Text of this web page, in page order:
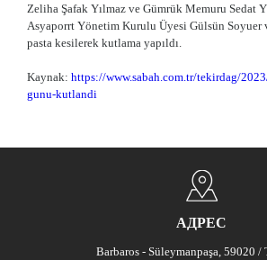
Zeliha Şafak Yılmaz ve Gümrük Memuru Sedat
Asyaporrt Yönetim Kurulu Üyesi Gülsün Soyuer
pasta kesilerek kutlama yapıldı.
Kaynak: https://www.sabah.com.tr/tekirdag/
gunu-kutlandi
АДРЕС
Barbaros - Süleymanpaşa, 59020 /